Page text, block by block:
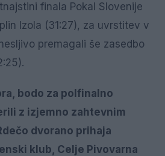
finala Pokal Slovenije
Izola (31:27), za uvrstitev v
premagali še zasedbo
bodo za polfinalno
z izjemno zahtevnim
dvorano prihaja
klub, Celje Pivovarna